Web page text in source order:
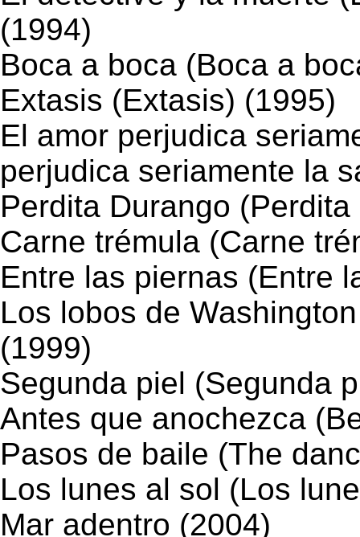
(1994)
Boca a boca (Boca a
Extasis (Extasis) (1995)
El amor perjudica
perjudica seriamente la
Perdita Durango
Carne trémula (Carne
Entre las piernas (Entre
Los lobos de
(1999)
Segunda piel (Segunda
Antes que anochezca
Pasos de baile (The
Los lunes al sol (Los
Mar adentro (2004)